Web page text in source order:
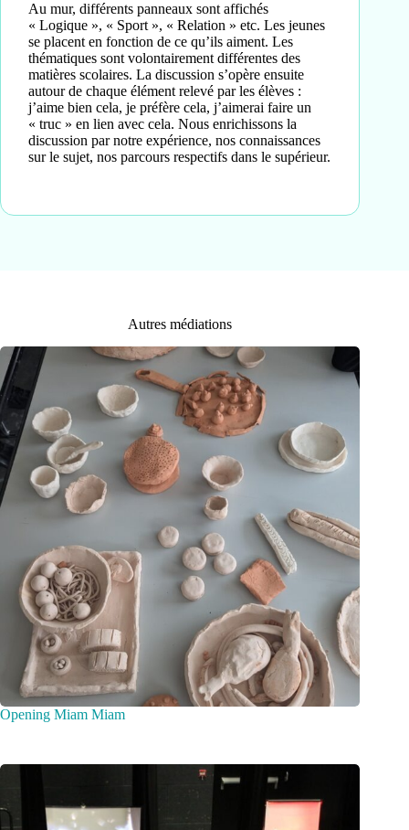
Au mur, différents panneaux sont affichés
« Logique », « Sport », « Relation » etc. Les jeunes
se placent en fonction de ce qu’ils aiment. Les
thématiques sont volontairement différentes des
matières scolaires. La discussion s’opère ensuite
autour de chaque élément relevé par les élèves :
j’aime bien cela, je préfère cela, j’aimerai faire un
« truc » en lien avec cela. Nous enrichissons la
discussion par notre expérience, nos connaissances
sur le sujet, nos parcours respectifs dans le supérieur.
Autres médiations
Opening Miam Miam